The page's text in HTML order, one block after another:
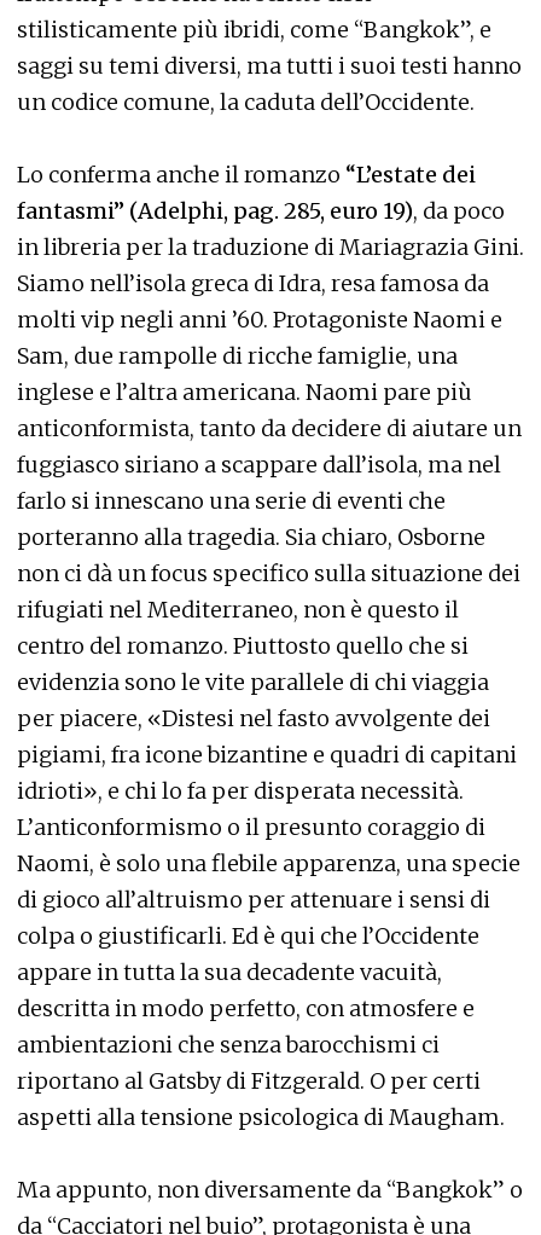
stilisticamente più ibridi, come “Bangkok”, e
saggi su temi diversi, ma tutti i suoi testi hanno
un codice comune, la caduta dell’Occidente.
Lo conferma anche il romanzo “L’estate dei
fantasmi” (Adelphi, pag. 285, euro 19), da poco
in libreria per la traduzione di Mariagrazia Gini.
Siamo nell’isola greca di Idra, resa famosa da
molti vip negli anni ’60. Protagoniste Naomi e
Sam, due rampolle di ricche famiglie, una
inglese e l’altra americana. Naomi pare più
anticonformista, tanto da decidere di aiutare un
fuggiasco siriano a scappare dall’isola, ma nel
farlo si innescano una serie di eventi che
porteranno alla tragedia. Sia chiaro, Osborne
non ci dà un focus specifico sulla situazione dei
rifugiati nel Mediterraneo, non è questo il
centro del romanzo. Piuttosto quello che si
evidenzia sono le vite parallele di chi viaggia
per piacere, «Distesi nel fasto avvolgente dei
pigiami, fra icone bizantine e quadri di capitani
idrioti», e chi lo fa per disperata necessità.
L’anticonformismo o il presunto coraggio di
Naomi, è solo una flebile apparenza, una specie
di gioco all’altruismo per attenuare i sensi di
colpa o giustificarli. Ed è qui che l’Occidente
appare in tutta la sua decadente vacuità,
descritta in modo perfetto, con atmosfere e
ambientazioni che senza barocchismi ci
riportano al Gatsby di Fitzgerald. O per certi
aspetti alla tensione psicologica di Maugham.
Ma appunto, non diversamente da “Bangkok” o
da “Cacciatori nel buio”, protagonista è una